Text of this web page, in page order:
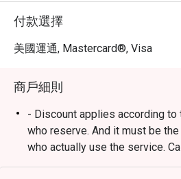
付款選擇
美國運通, Mastercard®, Visa
商戶細則
- Discount applies according
who reserve. And it must be
who actually use the service.
requires minimum of 2 people,